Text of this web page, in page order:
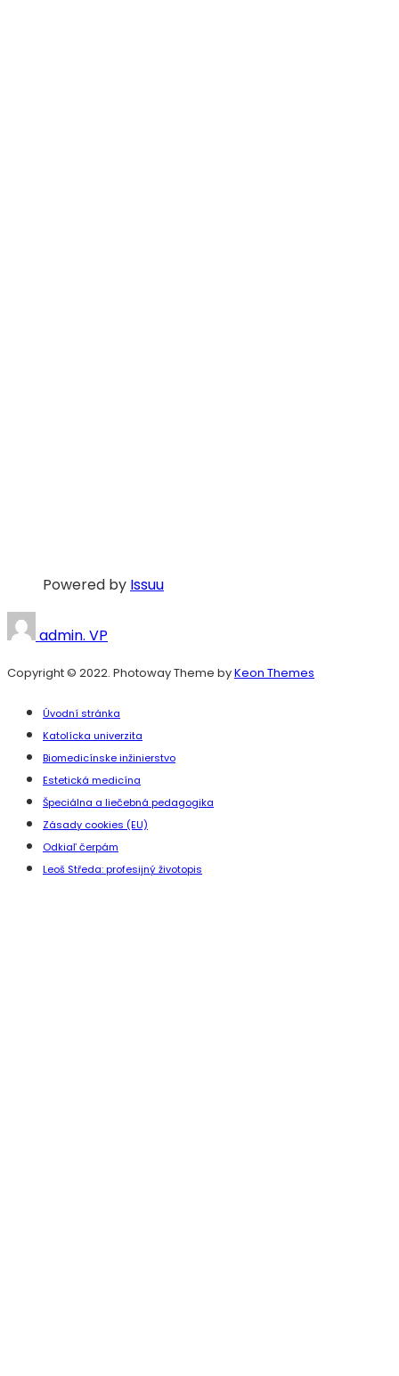
Powered by Issuu
admin. VP
Copyright © 2022. Photoway Theme byKeon Themes
Úvodní stránka
Katolícka univerzita
Biomedicínske inžinierstvo
Estetická medicína
Špeciálna a liečebná pedagogika
Zásady cookies (EU)
Odkiaľ čerpám
Leoš Středa: profesijný životopis